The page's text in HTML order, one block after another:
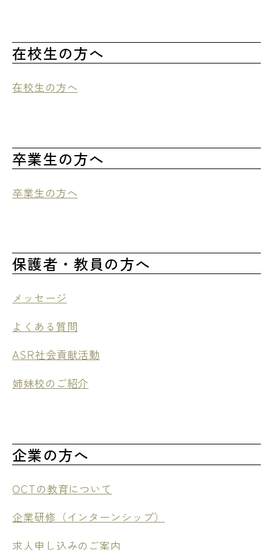
在校生の方へ
在校生の方へ
卒業生の方へ
卒業生の方へ
保護者・教員の方へ
メッセージ
よくある質問
ASR社会貢献活動
姉妹校のご紹介
企業の方へ
OCTの教育について
企業研修（インターンシップ）
求人申し込みのご案内